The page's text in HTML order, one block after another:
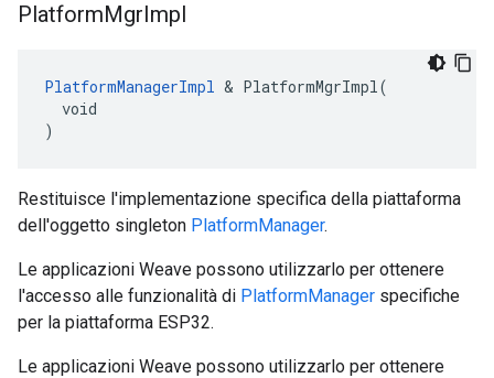
PlatformMgrImpl
PlatformManagerImpl & PlatformMgrImpl(
  void
)
Restituisce l'implementazione specifica della piattaforma
dell'oggetto singleton PlatformManager.
Le applicazioni Weave possono utilizzarlo per ottenere
l'accesso alle funzionalità di PlatformManager specifiche
per la piattaforma ESP32.
Le applicazioni Weave possono utilizzarlo per ottenere